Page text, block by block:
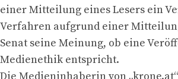
einer Mitteilung eines Lesers ein
Verfahren aufgrund einer
Senat seine Meinung, ob eine
Medienethik entspricht.
Die Medieninhaberin von